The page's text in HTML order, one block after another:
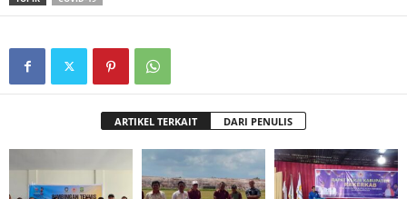
ARTIKEL TERKAIT DARI PENULIS